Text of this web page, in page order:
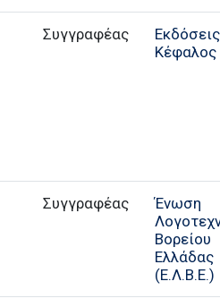
Εκδόσεις
Κέφαλος
Ένωση
Βορείου
Ελλάδας
(Ε.Λ.Β.Ε.)